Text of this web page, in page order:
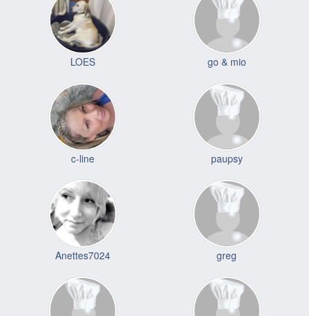
LOES go & mio
c-line paupsy
Anettes7024 greg